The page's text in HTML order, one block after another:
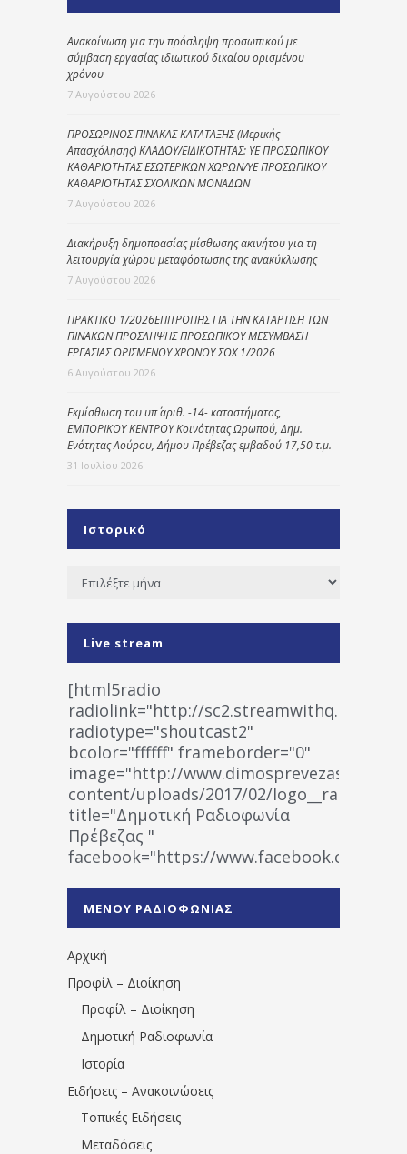
Ανακοίνωση για την πρόσληψη προσωπικού με
σύμβαση εργασίας ιδιωτικού δικαίου ορισμένου
χρόνου
7 Αυγούστου 2026
ΠΡΟΣΩΡΙΝΟΣ ΠΙΝΑΚΑΣ ΚΑΤΑΤΑΞΗΣ (Μερικής
Απασχόλησης) ΚΛΑΔΟΥ/ΕΙΔΙΚΟΤΗΤΑΣ: ΥΕ ΠΡΟΣΩΠΙΚΟΥ
ΚΑΘΑΡΙΟΤΗΤΑΣ ΕΣΩΤΕΡΙΚΩΝ ΧΩΡΩΝ/ΥΕ ΠΡΟΣΩΠΙΚΟΥ
ΚΑΘΑΡΙΟΤΗΤΑΣ ΣΧΟΛΙΚΩΝ ΜΟΝΑΔΩΝ
7 Αυγούστου 2026
Διακήρυξη δημοπρασίας μίσθωσης ακινήτου για τη
λειτουργία χώρου μεταφόρτωσης της ανακύκλωσης
7 Αυγούστου 2026
ΠΡΑΚΤΙΚΟ 1/2026ΕΠΙΤΡΟΠΗΣ ΓΙΑ ΤΗΝ ΚΑΤΑΡΤΙΣΗ ΤΩΝ
ΠΙΝΑΚΩΝ ΠΡΟΣΛΗΨΗΣ ΠΡΟΣΩΠΙΚΟΥ ΜΕΣΥΜΒΑΣΗ
ΕΡΓΑΣΙΑΣ ΟΡΙΣΜΕΝΟΥ ΧΡΟΝΟΥ ΣΟΧ 1/2026
6 Αυγούστου 2026
Εκμίσθωση του υπ΄ αριθ. -14- καταστήματος,
ΕΜΠΟΡΙΚΟΥ ΚΕΝΤΡΟΥ Κοινότητας Ωρωπού, Δημ.
Ενότητας Λούρου, Δήμου Πρέβεζας εμβαδού 17,50 τ.μ.
31 Ιουλίου 2026
Ιστορικό
Ιστορικό
Live stream
[html5radio
radiolink="http://
radiotype="shoutcast2"
bcolor="ffffff" frameborder="0"
image="http://www.dimosprevezas.gr/wp-
content/uploads/2017/02/
title="Δημοτική Ραδιοφωνία
Πρέβεζας "
facebook="https://www.facebook.com/
1531194763766854/" artist="" ]
ΜΕΝΟΥ ΡΑΔΙΟΦΩΝΙΑΣ
Αρχική
Προφίλ – Διοίκηση
Προφίλ – Διοίκηση
Δημοτική Ραδιοφωνία
Ιστορία
Ειδήσεις – Ανακοινώσεις
Τοπικές Ειδήσεις
Μεταδόσεις